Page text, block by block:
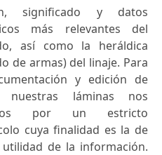
significado y datos
más relevantes del
así como la heráldica
de armas) del linaje. Para
y edición de
nuestras láminas nos
por un estricto
cuya finalidad es la de
de la información.